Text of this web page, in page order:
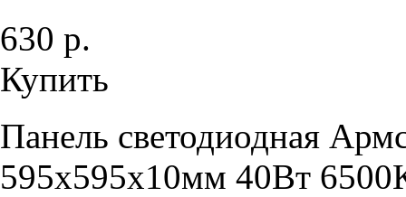
630 р.
Купить
Панель светодиодная
595х595х10мм 40Вт